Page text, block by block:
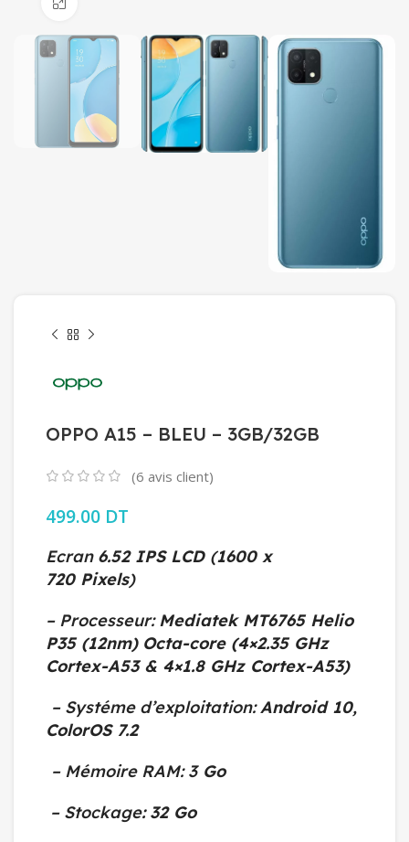
OPPO A15 – BLEU – 3GB/32GB
(6 avis client)
499.00 DT
Ecran 6.52 IPS LCD (1600 x
720Pixels)
– Processeur:Mediatek MT6765 Helio
P35 (12nm) Octa-core (4×2.35 GHz
Cortex-A53 & 4×1.8 GHz Cortex-A53)
– Systéme d’exploitation:Android 10,
ColorOS 7.2
– Mémoire RAM: 3Go
– Stockage: 32 Go